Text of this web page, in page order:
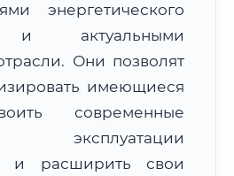
для увеличения и просмотра
энергетического
и актуальными
Они позволят
имеющиеся
современные
эксплуатации
и расширить свои